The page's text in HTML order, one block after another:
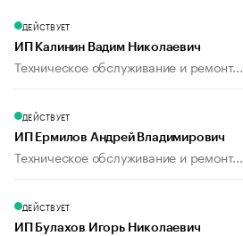
ДЕЙСТВУЕТ
ИП Калинин Вадим Николаевич
Техническое обслуживание и ремонт...
ДЕЙСТВУЕТ
ИП Ермилов Андрей Владимирович
Техническое обслуживание и ремонт...
ДЕЙСТВУЕТ
ИП Булахов Игорь Николаевич